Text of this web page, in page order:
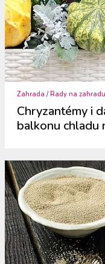
Zahrada /Rady na zahradu
Chryzantémy i
balkonu chladu